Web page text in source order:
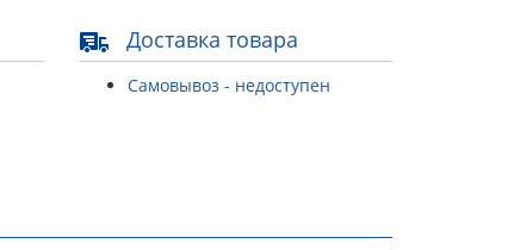
Доставка товара
Самовывоз - недоступен